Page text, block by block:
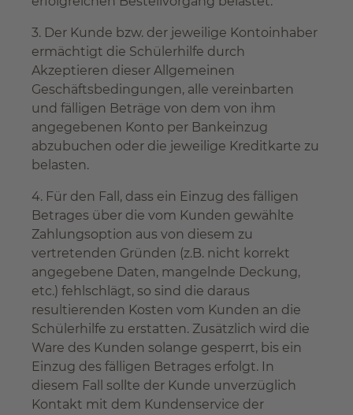
3. Der Kunde bzw. der jeweilige Kontoinhaber
ermächtigt die Schülerhilfe durch
Akzeptieren dieser Allgemeinen
Geschäftsbedingungen, alle vereinbarten
und fälligen Beträge von dem von ihm
angegebenen Konto per Bankeinzug
abzubuchen oder die jeweilige Kreditkarte zu
belasten.
4. Für den Fall, dass ein Einzug des fälligen
Betrages über die vom Kunden gewählte
Zahlungsoption aus von diesem zu
vertretenden Gründen (z.B. nicht korrekt
angegebene Daten, mangelnde Deckung,
etc.) fehlschlägt, so sind die daraus
resultierenden Kosten vom Kunden an die
Schülerhilfe zu erstatten. Zusätzlich wird die
Ware des Kunden solange gesperrt, bis ein
Einzug des fälligen Betrages erfolgt. In
diesem Fall sollte der Kunde unverzüglich
Kontakt mit dem Kundenservice der